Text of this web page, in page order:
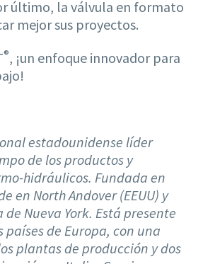
último, la válvula en formato
mejor sus proyectos.
®, ¡un enfoque innovador para
estadounidense líder
de los productos y
hidráulicos. Fundada en
en North Andover (EEUU) y
Nueva York. Está presente
de Europa, con una
plantas de producción y dos